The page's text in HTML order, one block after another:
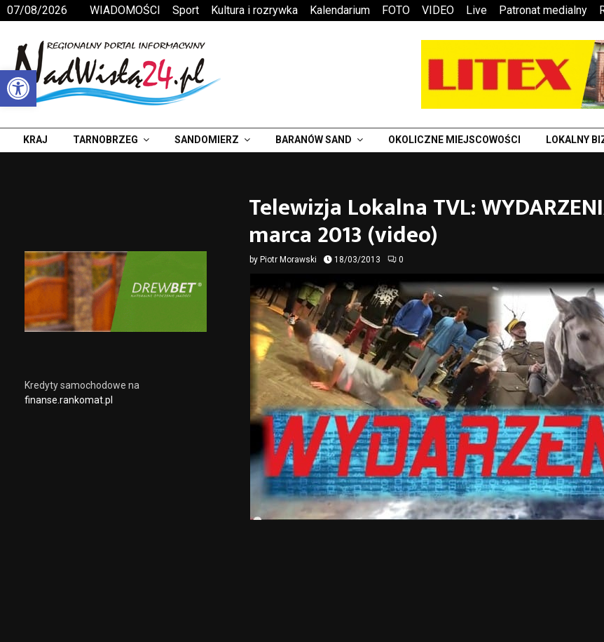
Otwórz pasek narzędzi
07/08/2026 WIADOMOŚCI Sport Kultura i rozrywka Kalendarium FOTO VIDEO Live Patronat medialny
KRAJ TARNOBRZEG SANDOMIERZ BARANÓW SAND OKOLICZNE MIEJSCOWOŚCI LOKALNY
Telewizja Lokalna TVL:
marca 2013 (video)
by Piotr Morawski 18/03/2013 0
Kredyty samochodowe na
finanse.rankomat.pl